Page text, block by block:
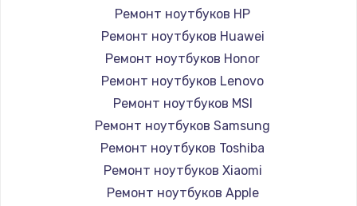
Ремонт ноутбуков HP
Ремонт ноутбуков Huawei
Ремонт ноутбуков Honor
Ремонт ноутбуков Lenovo
Ремонт ноутбуков MSI
Ремонт ноутбуков Samsung
Ремонт ноутбуков Toshiba
Ремонт ноутбуков Xiaomi
Ремонт ноутбуков Apple